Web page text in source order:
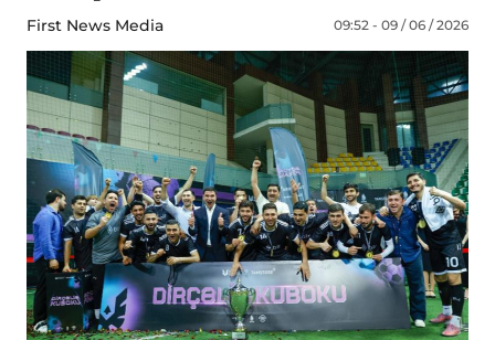
First News Media 09:52 - 09 / 06 / 2026